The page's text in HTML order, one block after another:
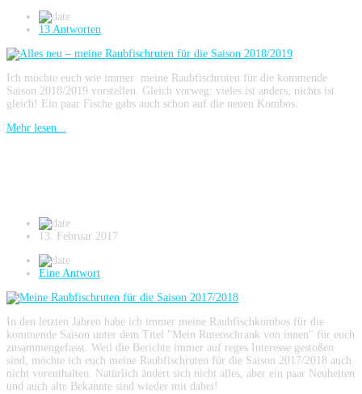
13 Antworten
Ich möchte euch wie immer meine Raubfischruten für die kommende
Saison 2018/2019 vorstellen. Gleich vorweg: vieles ist anders, nichts ist
gleich! Ein paar Fische gabs auch schon auf die neuen Kombos.
Mehr lesen...
13. Februar 2017
Eine Antwort
In den letzten Jahren habe ich immer meine Raubfischkombos für die
kommende Saison unter dem Titel "Mein Rutenschrank von innen" für euch
zusammengefasst. Weil die Berichte immer auf reges Interesse gestoßen
sind, möchte ich euch meine Raubfischruten für die Saison 2017/2018 auch
nicht vorenthalten. Natürlich ändert sich nicht alles, aber ein paar Neuheiten
und auch alte Bekannte sind wieder mit dabei!